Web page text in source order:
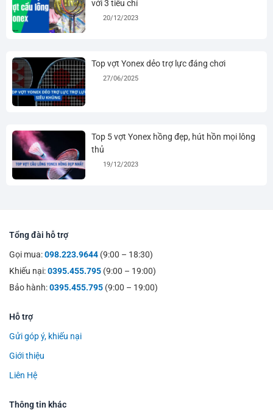
với 3 tiêu chí
20/12/2023
Top vợt Yonex dẻo trợ lực đáng chơi
27/06/2025
Top 5 vợt Yonex hồng đẹp, hút hồn mọi lông
thủ
19/12/2023
Tổng đài hỗ trợ
Gọi mua:098.223.9644 (9:00 – 18:30)
Khiếu nại:0395.455.795 (9:00 – 19:00)
Bảo hành:0395.455.795 (9:00 – 19:00)
Hỗ trợ
Gửi góp ý, khiếu nại
Giới thiệu
Liên Hệ
Thông tin khác